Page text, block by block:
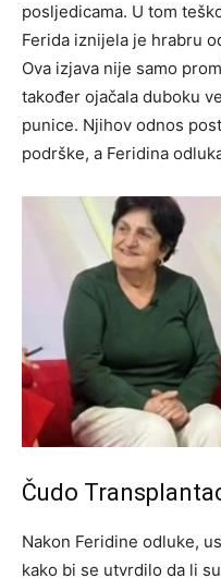
posljedicama. U tom
Ferida iznijela je hrabru
Ova izjava nije samo
također ojačala duboku
punice. Njihov odnos
podrške, a Feridina
Čudo
Nakon Feridine odluke,
kako bi se utvrdilo da li